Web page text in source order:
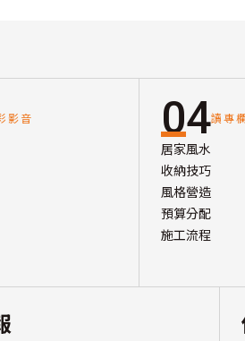
影音 04讀專
居家風水
收納技巧
風格營造
預算分配
施工流程